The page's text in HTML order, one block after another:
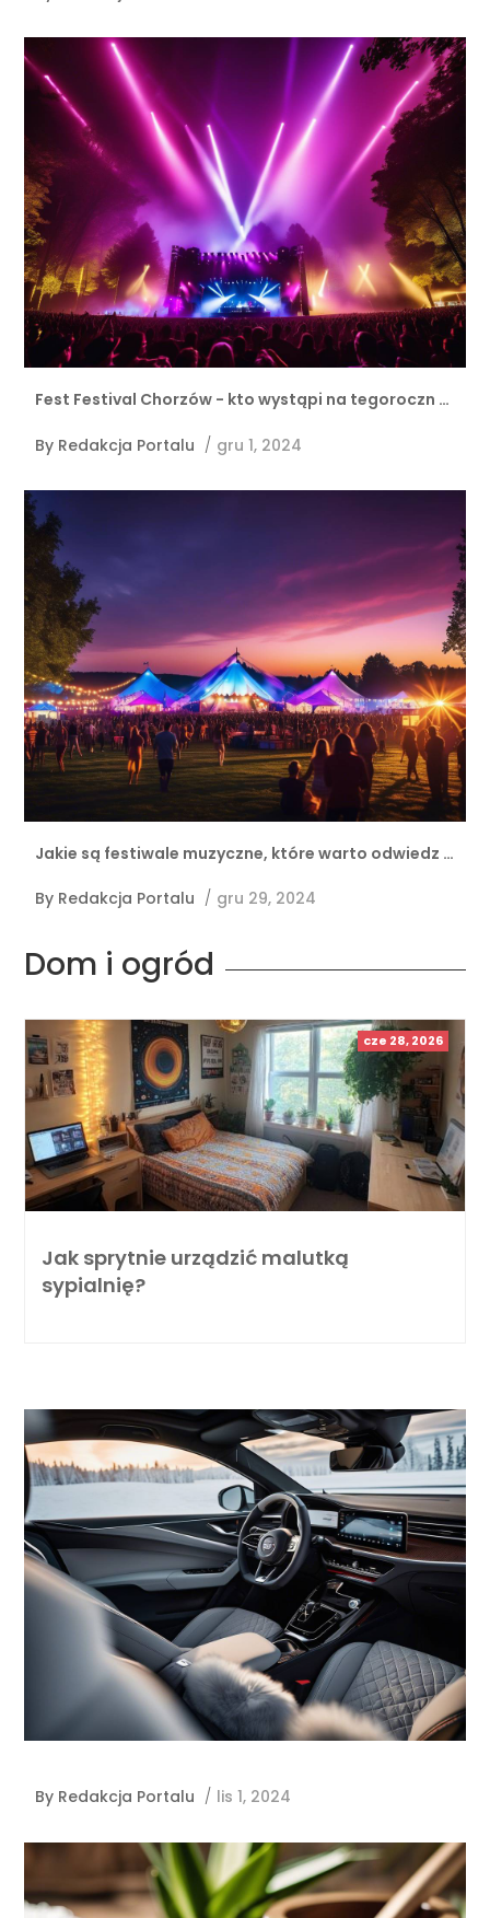
Fest Festival Chorzów - kto wystąpi na tegoroczn …
By Redakcja Portalu / gru 1, 2024
Jakie są festiwale muzyczne, które warto odwiedz …
By Redakcja Portalu / gru 29, 2024
Dom i ogród
cze 28, 2026
Jak sprytnie urządzić malutką
sypialnię?
By Redakcja Portalu / lis 1, 2024